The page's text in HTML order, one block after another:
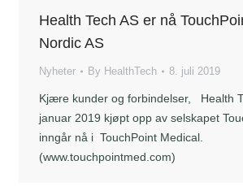
Health Tech AS er nå
Nordic AS
Nyheter By HealthTech 8. juli 2019
Kjære kunder og forbindelser, Health
januar 2019 kjøpt opp av selskapet
inngår nå i TouchPoint Medical.
(www.touchpointmed.com)